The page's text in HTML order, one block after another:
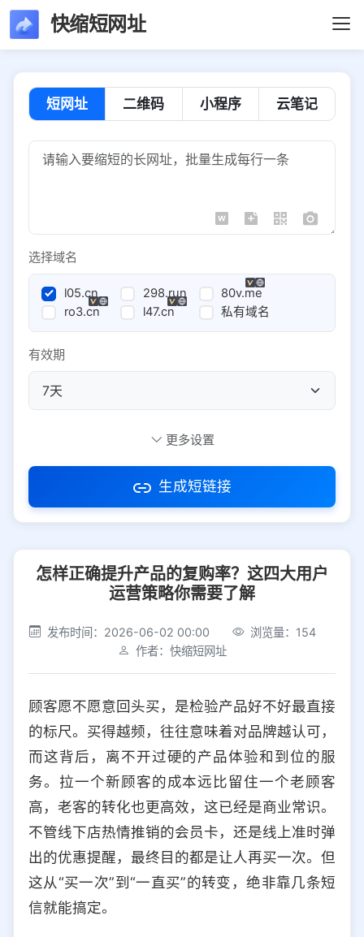
快缩短网址
短网址 二维码 小程序 云笔记
选择域名
l05.cn 298.run
80v.me
ro3.cn
l47.cn 私有域名
有效期
访问密码
推荐
社交平台 电商平台
选择防红平台类型，避免链接被拦截
平台设置
iOS Android PC 其他
选择允许访问的平台类型
更多设置
生成短链接
怎样正确提升产品的复购率？这四大用户
运营策略你需要了解
发布时间：2026-06-02 00:00
浏览量：154
作者：快缩短网址
顾客愿不愿意回头买，是检验产品好不好最直接
的标尺。买得越频，往往意味着对品牌越认可，
而这背后，离不开过硬的产品体验和到位的服
务。拉一个新顾客的成本远比留住一个老顾客
高，老客的转化也更高效，这已经是商业常识。
不管线下店热情推销的会员卡，还是线上准时弹
出的优惠提醒，最终目的都是让人再买一次。但
这从“买一次”到“一直买”的转变，绝非靠几条短
信就能搞定。